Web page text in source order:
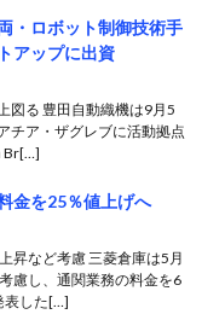
・ロボット制御技術手
アップに出資
図る 豊田自動織機は9月5
チア・ザグレブに活動拠点
Br[…]
金を25％値上げへ
昇など考慮 三菱倉庫は5月
慮し、通関業務の料金を6
表した[…]